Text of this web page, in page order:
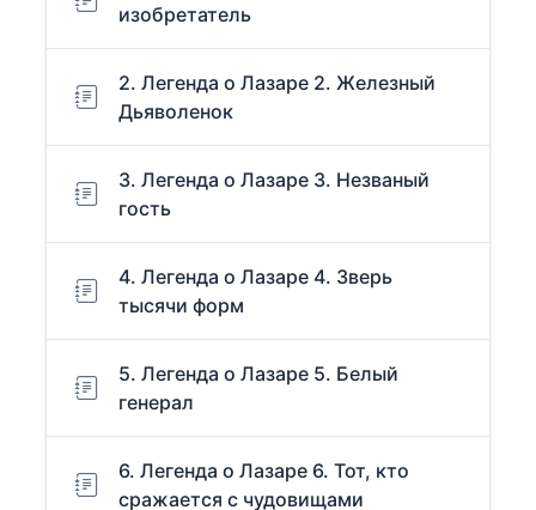
изобретатель
2. Легенда о Лазаре 2. Железный
Дьяволенок
3. Легенда о Лазаре 3. Незваный
гость
4. Легенда о Лазаре 4. Зверь
тысячи форм
5. Легенда о Лазаре 5. Белый
генерал
6. Легенда о Лазаре 6. Тот, кто
сражается с чудовищами